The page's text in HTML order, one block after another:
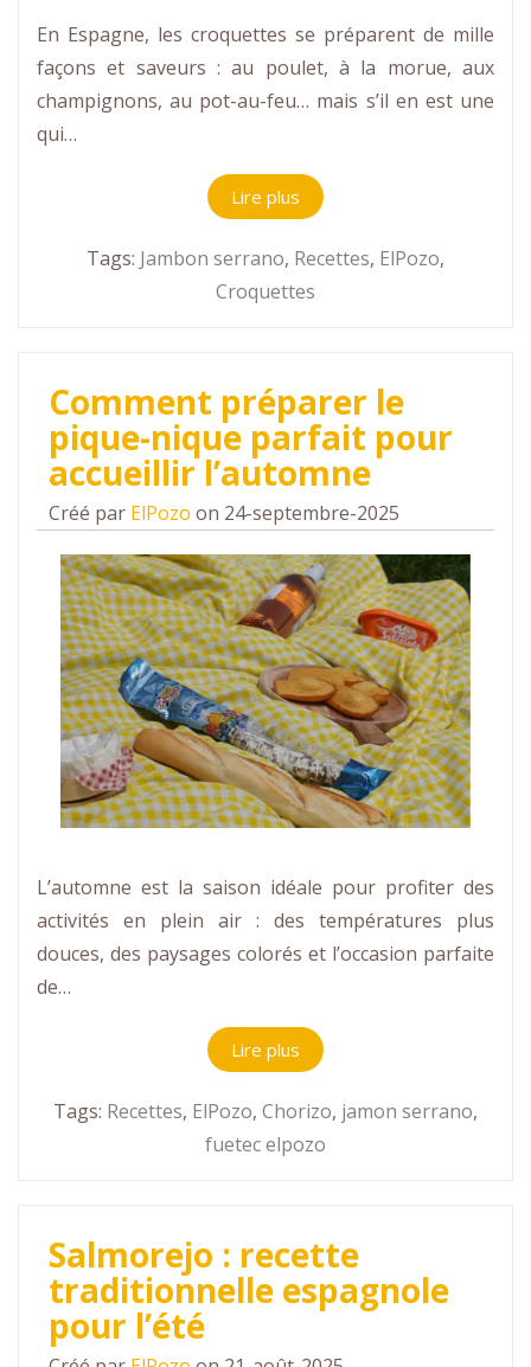
En Espagne, les croquettes se préparent de mille
façons et saveurs : au poulet, à la morue, aux
champignons, au pot-au-feu… mais s’il en est une
qui…
Lire plus
Tags: Jambon serrano, Recettes, ElPozo,
Croquettes
Comment préparer le
pique-nique parfait pour
accueillir l’automne
Créé par ElPozo on 24-septembre-2025
L’automne est la saison idéale pour profiter des
activités en plein air : des températures plus
douces, des paysages colorés et l’occasion parfaite
de…
Lire plus
Tags: Recettes, ElPozo, Chorizo, jamon serrano,
fuetec elpozo
Salmorejo : recette
traditionnelle espagnole
pour l’été